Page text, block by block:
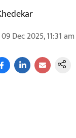
09 Dec 2025, 11:31 am